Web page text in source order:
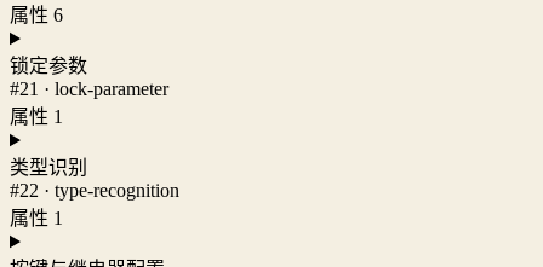
属性 6
锁定参数
#21 · lock-parameter
属性 1
类型识别
#22 · type-recognition
属性 1